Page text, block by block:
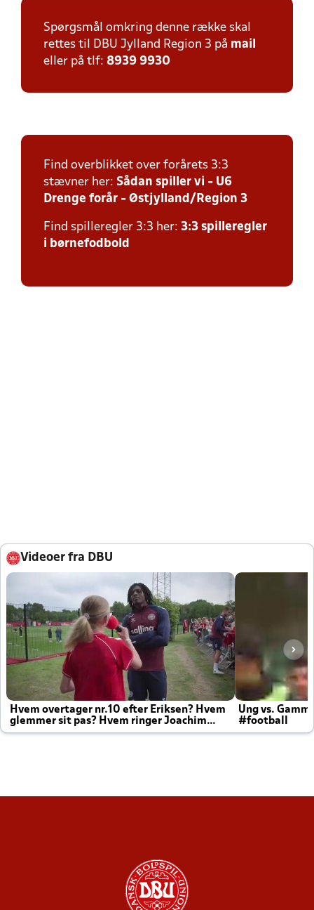
Spørgsmål omkring denne række skal
rettes til DBU Jylland Region 3 på mail
eller på tlf: 8939 9930
Find overblikket over forårets 3:3
stævner her: Sådan spiller vi - U6
Drenge forår - Østjylland/Region 3
Find spilleregler 3:3 her: 3:3 spilleregler
i børnefodbold
Videoer fra DBU
Hvem overtager nr.10 efter Eriksen? Hvem
glemmer sit pas? Hvem ringer Joachim
altid til efter kampe?
Ung vs.
#football